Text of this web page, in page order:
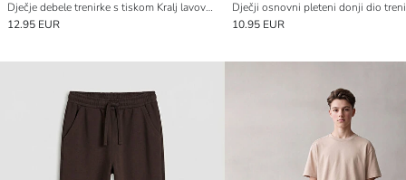
Dječje debele trenirke s tiskom Kralj lavova i elastičnim strukom
12.95 EUR
10.95 EUR